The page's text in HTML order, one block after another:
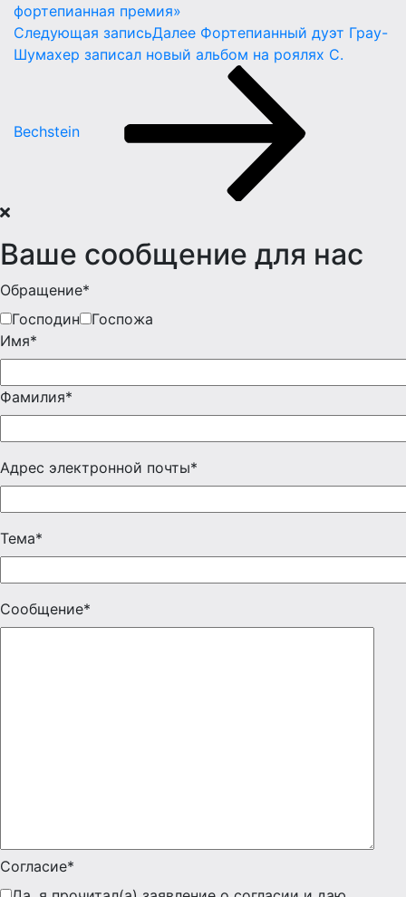
фортепианная премия»
Следующая записьДалее Фортепианный дуэт Грау-
Шумахер записал новый альбом на роялях C.
Bechstein
Ваше сообщение для нас
Обращение*
Господин
Госпожа
Имя*
Фамилия*
Адрес электронной почты*
Тема*
Сообщение*
Согласие*